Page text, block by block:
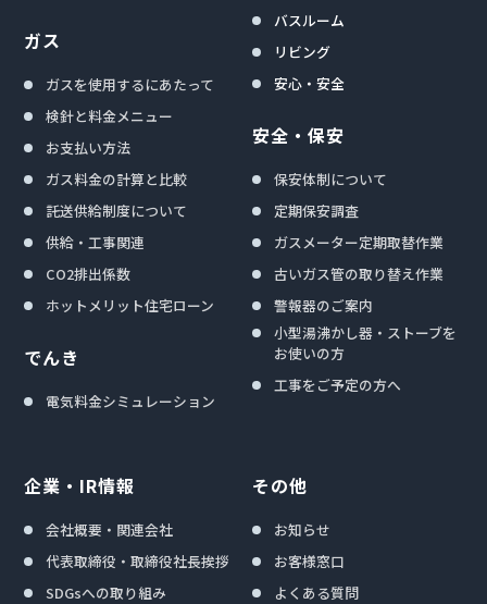
ガス
ガスを使用するにあたって
検針と料金メニュー
お支払い方法
ガス料金の計算と比較
託送供給制度について
供給・工事関連
CO2排出係数
ホットメリット住宅ローン
でんき
電気料金シミュレーション
バスルーム
リビング
安心・安全
安全・保安
保安体制について
定期保安調査
ガスメーター定期取替作業
古いガス管の取り替え作業
警報器のご案内
小型湯沸かし器・ストーブを
お使いの方
工事をご予定の方へ
企業・IR情報
会社概要・関連会社
代表取締役・取締役社長挨拶
SDGsへの取り組み
その他
お知らせ
お客様窓口
よくある質問